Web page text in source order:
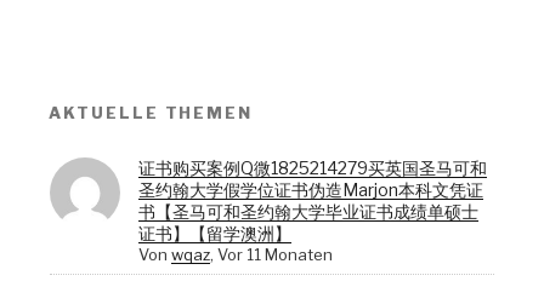
AKTUELLE THEMEN
证书购买案例Q微1825214279买英国圣马可和
圣约翰大学假学位证书伪造Marjon本科文凭证
书【圣马可和圣约翰大学毕业证书成绩单硕士
证书】【留学澳洲】
Vonwqaz,Vor 11 Monaten